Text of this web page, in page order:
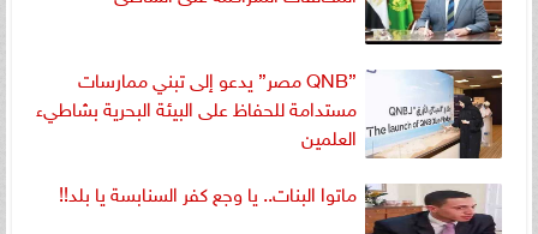
”QNB مصر” يدعو إلى تبني ممارسات
مستدامة للحفاظ على البيئة البحرية بشاطيء
العلمين
ماتوا البنات.. يا وجع كفر السنابسة يا بلد!!